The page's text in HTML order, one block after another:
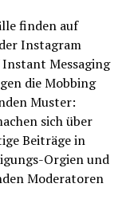
finden auf
Instagram
Messaging
die Mobbing
Muster:
sich über
Beiträge in
Orgien und
Moderatoren